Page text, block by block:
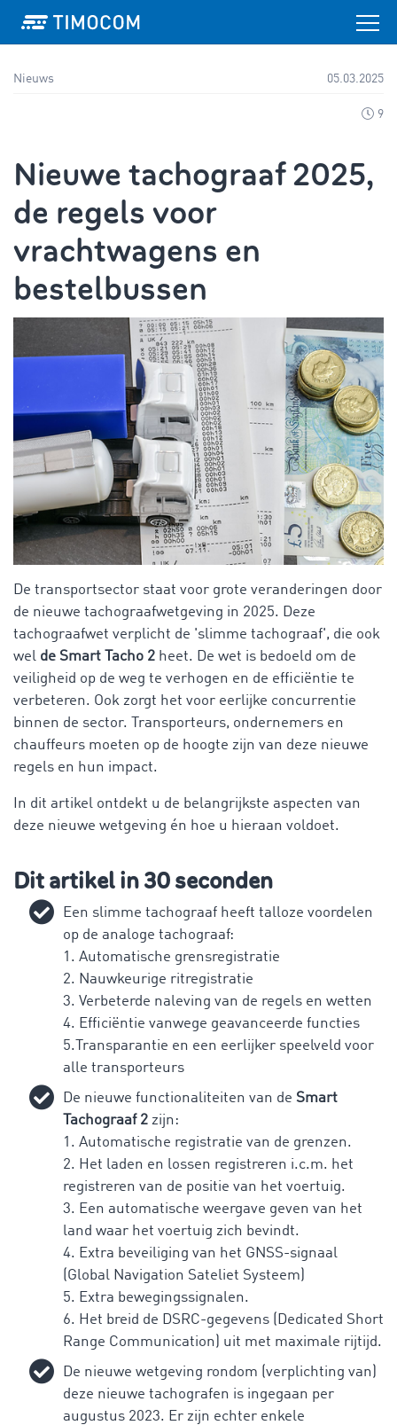
Nieuws 05.03.2025
9
Nieuwe tachograaf 2025,
de regels voor
vrachtwagens en
bestelbussen
De transportsector staat voor grote veranderingen door
de nieuwe tachograafwetgeving in 2025. Deze
tachograafwet verplicht de 'slimme tachograaf', die ook
wel de Smart Tacho 2 heet. De wet is bedoeld om de
veiligheid op de weg te verhogen en de efficiëntie te
verbeteren. Ook zorgt het voor eerlijke concurrentie
binnen de sector. Transporteurs, ondernemers en
chauffeurs moeten op de hoogte zijn van deze nieuwe
regels en hun impact.
In dit artikel ontdekt u de belangrijkste aspecten van
deze nieuwe wetgeving én hoe u hieraan voldoet.
Dit artikel in 30 seconden
Een slimme tachograaf heeft talloze voordelen
op de analoge tachograaf:
1. Automatische grensregistratie
2. Nauwkeurige ritregistratie
3. Verbeterde naleving van de regels en wetten
4. Efficiëntie vanwege geavanceerde functies
5.Transparantie en een eerlijker speelveld voor
alle transporteurs
De nieuwe functionaliteiten van de Smart
Tachograaf 2 zijn:
1. Automatische registratie van de grenzen.
2. Het laden en lossen registreren i.c.m. het
registreren van de positie van het voertuig.
3. Een automatische weergave geven van het
land waar het voertuig zich bevindt.
4. Extra beveiliging van het GNSS-signaal
(Global Navigation Sateliet Systeem)
5. Extra bewegingssignalen.
6. Het breid de DSRC-gegevens (Dedicated Short
Range Communication) uit met maximale rijtijd.
De nieuwe wetgeving rondom (verplichting van)
deze nieuwe tachografen is ingegaan per
augustus 2023. Er zijn echter enkele